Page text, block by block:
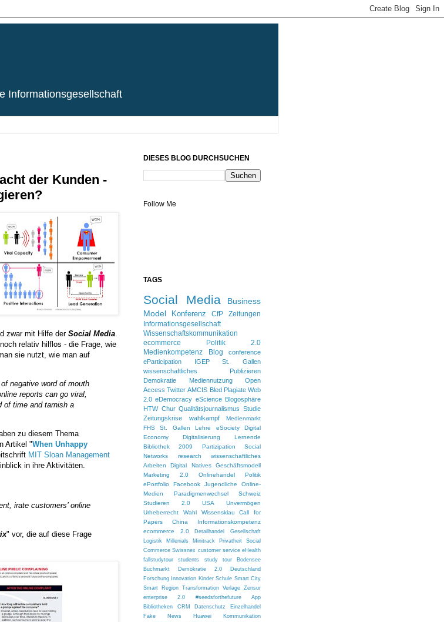
Informationsgesellschaft
der Kunden -
zwar mit Hilfe derSocial Media.
relativ hilflos - die Frage, wie
sie nutzt, wie man auf
negative word of mouth
reports can go viral,
of time and tarnish a
zu diesem Thema
Artikel "When Unhappy
MIT Sloan Management
in ihre Aktivitäten.
irate customers’ online
" vor, die auf diese Frage
DIESES BLOG DURCHSUCHEN
Follow Me
TAGS
Social Media
Business
Model
Konferenz CfP
Zeitungen
Informationsgesellschaft
Wissenschaftskommunikation
ecommerce
Politik 2.0
Medienkompetenz Blog
conference
eParticipation
IGEP
St. Gallen
wissenschaftliches Publizieren
Demokratie
Mediennutzung
Open
Access Twitter AMCIS Bled Plagiate Web
2.0 eDemocracy eScience
Blogosphäre
HTW Chur Qualitätsjournalismus Studie
Zeitungskrise
wahlkampf
Medienmarkt
FHS St. Gallen
Lehre eSociety
Digital
Economy
Digitalisierung
Lernende
Bibliothek 2009
Partizipation
Social
Networks
research
wissenschaftliches
Arbeiten
Digital Natives
Geschäftsmodell
Marketing 2.0
Onlinehandel
Politik
ePortfolio
Facebook Jugendliche
Online-
Medien
Paradigmenwechsel
Schweiz
Studieren 2.0
USA
Unvermögen
Urheberrecht
Wahl Wissensklau
Call for
Papers
China
Informationskompetenz
ecommerce 2.0
Detailhandel
Gesellschaft
Logistik
Millenials Minitrack Privatheit
Social
Commerce Swissnex customer service eHealth
fallstudytour
students study tour
Bodensee
Buchmarkt
Demokratie 2.0
Deutschland
Forschung Innovation Kinder Schule Smart City
Smart Region Transformation Verlage Zensur
enterprise 2.0
#seedsforthefuture
App
Bibliotheken
CRM Datenschutz
Einzelhandel
Fake News
Huawei
Kommunikation